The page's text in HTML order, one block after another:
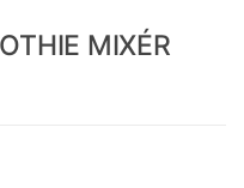
MIXÉR